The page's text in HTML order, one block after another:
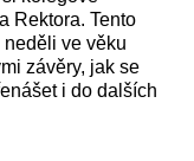
Rektora. Tento
ve věku
závěry, jak se
i do dalších